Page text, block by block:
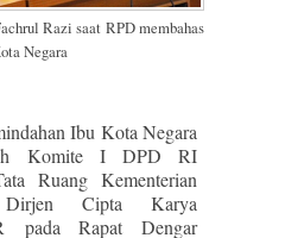
Razi saat RPD membahas
Negara
Ibu Kota Negara
Komite I DPD RI
Ruang Kementerian
Cipta Karya
pada Rapat Dengar